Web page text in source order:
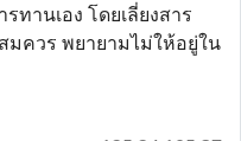
ทานเอง โดยเลี่ยงสาร
มควร พยายามไม่ให้อยู่ใน